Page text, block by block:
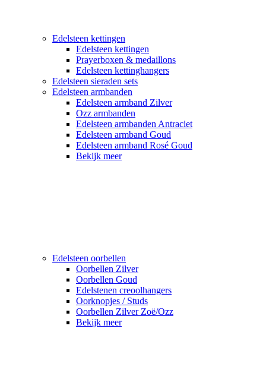
Edelsteen kettingen
Edelsteen kettingen
Prayerboxen & medaillons
Edelsteen kettinghangers
Edelsteen sieraden sets
Edelsteen armbanden
Edelsteen armband Zilver
Ozz armbanden
Edelsteen armbanden Antraciet
Edelsteen armband Goud
Edelsteen armband Rosé Goud
Bekijk meer
Edelsteen oorbellen
Oorbellen Zilver
Oorbellen Goud
Edelstenen creoolhangers
Oorknopjes / Studs
Oorbellen Zilver Zoë/Ozz
Bekijk meer